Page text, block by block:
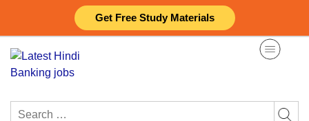
Get Free Study Materials
content
Search